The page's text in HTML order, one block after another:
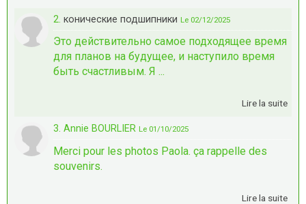
2. конические подшипники Le 02/12/2025
Это действительно самое подходящее время
для планов на будущее, и наступило время
быть счастливым. Я ...
Lire la suite
3. Annie BOURLIER Le 01/10/2025
Merci pour les photos Paola. ça rappelle des
souvenirs.
Lire la suite